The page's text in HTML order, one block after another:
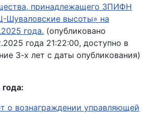
принадлежащего ЗПИФН
Шуваловские высоты» на
года. (опубликовано
года 21:22:00, доступно в
3-х лет с даты опубликования)
о вознаграждении управляющей